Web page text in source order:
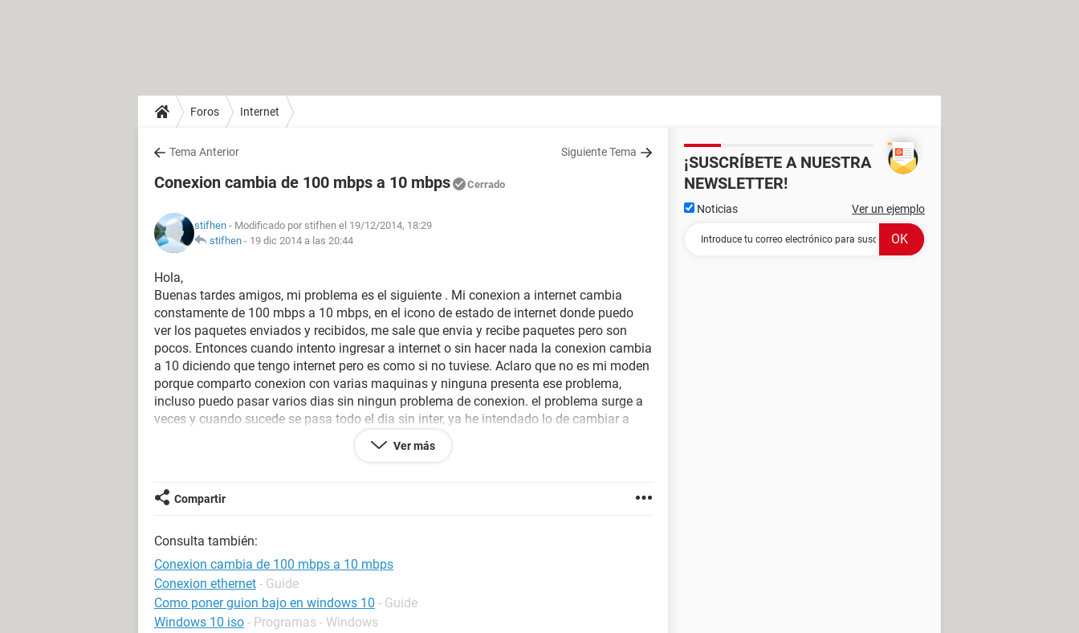
Foros Internet
Tema Anterior Siguiente Tema
Conexion cambia de 100 mbps a 10 mbps Cerrado
stifhen - Modificado por stifhen el 19/12/2014, 18:29
stifhen - 19 dic 2014 a las 20:44
Hola,
Buenas tardes amigos, mi problema es el siguiente . Mi conexion a internet cambia
constamente de 100 mbps a 10 mbps, en el icono de estado de internet donde puedo
ver los paquetes enviados y recibidos, me sale que envia y recibe paquetes pero son
pocos. Entonces cuando intento ingresar a internet o sin hacer nada la conexion cambia
a 10 diciendo que tengo internet pero es como si no tuviese. Aclaro que no es mi moden
porque comparto conexion con varias maquinas y ninguna presenta ese problema,
incluso puedo pasar varios dias sin ningun problema de conexion. el problema surge a
veces y cuando sucede se pasa todo el dia sin inter, ya he intendado lo de cambiar a
posibles y cuando desconecto el cable y vuelvo a conectar salta 100 mbps pero apenas
una tarjeta de red integrada
cosa a veces me sale el cable conectado y desconectado hasta que se normaliza. y no
Ver más
Compartir
Consulta también:
Conexion cambia de 100 mbps a 10 mbps
Conexion ethernet - Guide
Como poner guion bajo en windows 10 - Guide
Windows 10 iso - Programas - Windows
¡SUSCRÍBETE A NUESTRA
NEWSLETTER!
Noticias Ver un ejemplo